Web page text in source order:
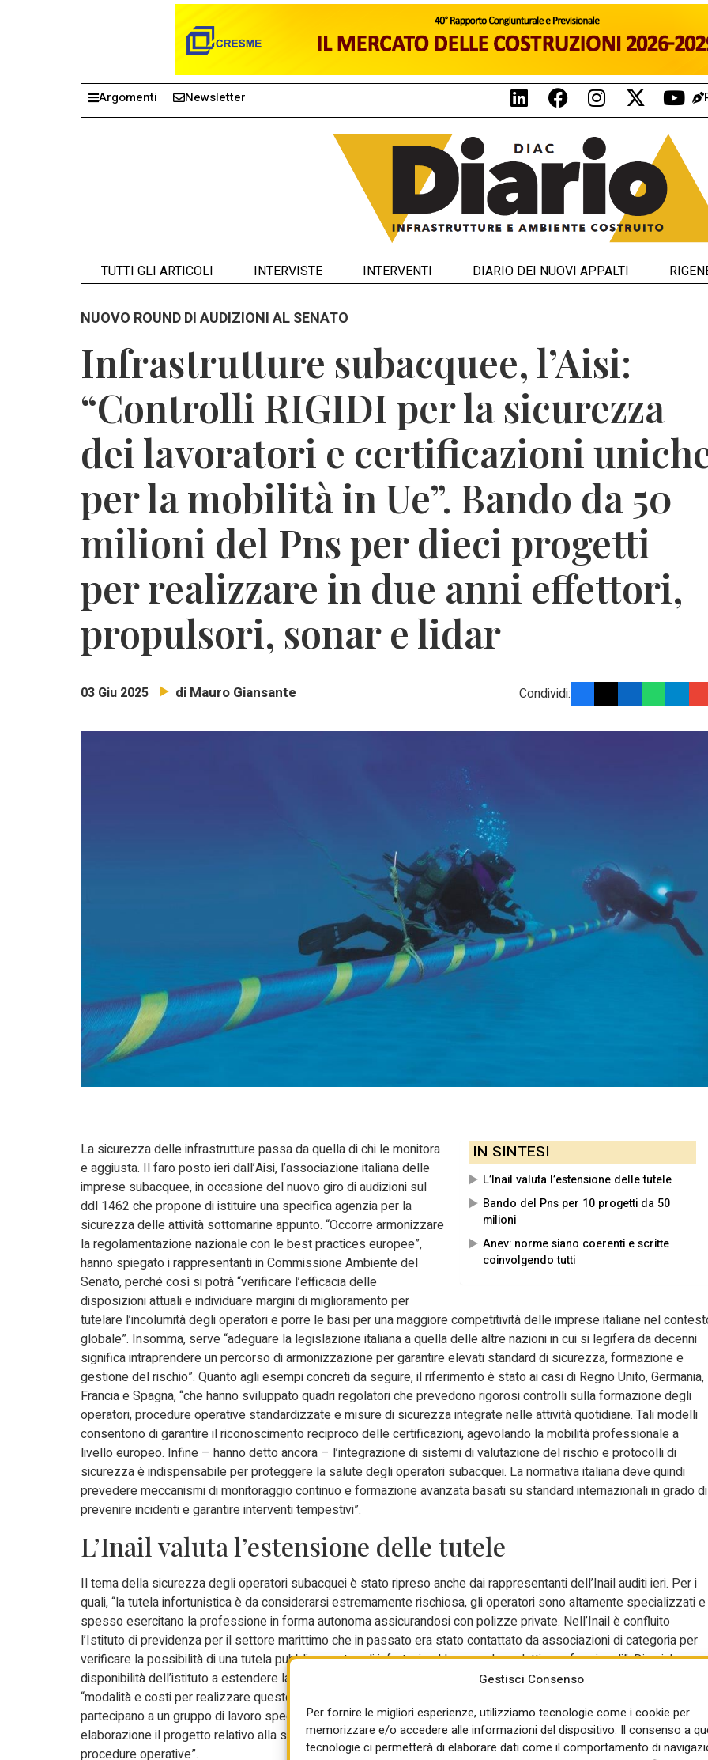
Gestisci Consenso
Per fornire le migliori esperienze, utilizziamo tecnologie come i cookie per
memorizzare e/o accedere alle informazioni del dispositivo. Il consenso a
tecnologie ci permetterà di elaborare dati come il comportamento di
Argomenti Newsletter
TUTTI GLI ARTICOLI INTERVISTE INTERVENTI DIARIO DEI NUOVI APPALTI
NUOVO ROUND DI AUDIZIONI AL SENATO
Infrastrutture subacquee, l’Aisi:
“Controlli RIGIDI per la sicurezza
dei lavoratori e certificazioni
per la mobilità in Ue”. Bando da 50
milioni del Pns per dieci progetti
per realizzare in due anni effettori,
propulsori, sonar e lidar
03 Giu 2025 di Mauro Giansante Condividi:
IN SINTESI
L’Inail valuta l’estensione delle tutele
Bando del Pns per 10 progetti da 50
milioni
Anev: norme siano coerenti e scritte
coinvolgendo tutti
La sicurezza delle infrastrutture passa da quella di chi le monitora
e aggiusta. Il faro posto ieri dall’Aisi, l’associazione italiana delle
imprese subacquee, in occasione del nuovo giro di audizioni sul
ddl 1462 che propone di istituire una specifica agenzia per la
sicurezza delle attività sottomarine appunto. “Occorre armonizzare
la regolamentazione nazionale con le best practices europee”,
hanno spiegato i rappresentanti in Commissione Ambiente del
Senato, perché così si potrà “verificare l’efficacia delle
disposizioni attuali e individuare margini di miglioramento per
tutelare l’incolumità degli operatori e porre le basi per una maggiore competitività delle imprese italiane nel
globale”. Insomma, serve “adeguare la legislazione italiana a quella delle altre nazioni in cui si legifera da decenni
significa intraprendere un percorso di armonizzazione per garantire elevati standard di sicurezza, formazione e
gestione del rischio”. Quanto agli esempi concreti da seguire, il riferimento è stato ai casi di Regno Unito, Germania,
Francia e Spagna, “che hanno sviluppato quadri regolatori che prevedono rigorosi controlli sulla formazione degli
operatori, procedure operative standardizzate e misure di sicurezza integrate nelle attività quotidiane. Tali modelli
consentono di garantire il riconoscimento reciproco delle certificazioni, agevolando la mobilità professionale a
livello europeo. Infine – hanno detto ancora – l’integrazione di sistemi di valutazione del rischio e protocolli di
sicurezza è indispensabile per proteggere la salute degli operatori subacquei. La normativa italiana deve quindi
prevedere meccanismi di monitoraggio continuo e formazione avanzata basati su standard internazionali in grado di
prevenire incidenti e garantire interventi tempestivi”.
L’Inail valuta l’estensione delle tutele
Il tema della sicurezza degli operatori subacquei è stato ripreso anche dai rappresentanti dell’Inail auditi ieri. Per i
quali, “la tutela infortunistica è da considerarsi estremamente rischiosa, gli operatori sono altamente specializzati e
spesso esercitano la professione in forma autonoma assicurandosi con polizze private. Nell’Inail è confluito
l’Istituto di previdenza per il settore marittimo che in passato era stato contattato da associazioni di categoria per
verificare la possibilità di una tutela pubblica contro gli infortuni sul lavoro e le malattie professionali”. Di qui, la
disponibilità dell’istituto a estendere la tutela Inail a questi lavoratori “ove la categoria sia interessata”, verificando
“modalità e costi per realizzare questo tipo di tutela”. Infine, sulla regolamentazione tecnica, “gli esperti Inail
partecipano a un gruppo di lavoro specifico Sicurezza nelle attività subacquee e iperbariche industriali. E’ in fase di
elaborazione il progetto relativo alla sicurezza e tutela della salute nelle attività lavorative scientifiche subacquee-
procedure operative”.